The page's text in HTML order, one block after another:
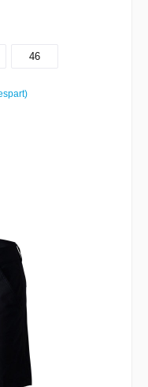
Wandern
46